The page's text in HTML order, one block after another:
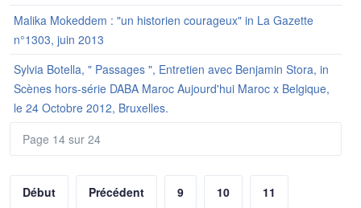
Malika Mokeddem : "un historien courageux" in La Gazette
n°1303, juin 2013
Sylvia Botella, " Passages ", Entretien avec Benjamin Stora, in
Scènes hors-série DABA Maroc Aujourd'hui Maroc x Belgique,
le 24 Octobre 2012, Bruxelles.
Page 14 sur 24
Début Précédent 9 10 11